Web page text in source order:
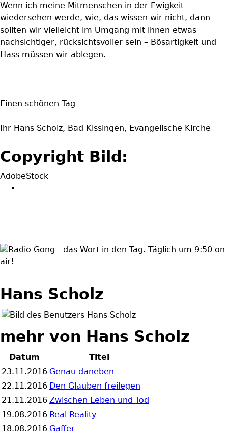
Wenn ich meine Mitmenschen in der Ewigkeit
wiedersehen werde, wie, das wissen wir nicht, dann
sollten wir vielleicht im Umgang mit ihnen etwas
nachsichtiger, rücksichtsvoller sein – Bösartigkeit und
Hass müssen wir ablegen.
Einen schönen Tag
Ihr Hans Scholz, Bad Kissingen, Evangelische Kirche
Copyright Bild:
AdobeStock
wortindentag-
Hans Scholz
mehr von Hans Scholz
Datum
Titel
23.11.2016 Genau daneben
22.11.2016 Den Glauben freilegen
21.11.2016 Zwischen Leben und Tod
19.08.2016 Real Reality
18.08.2016 Gaffer